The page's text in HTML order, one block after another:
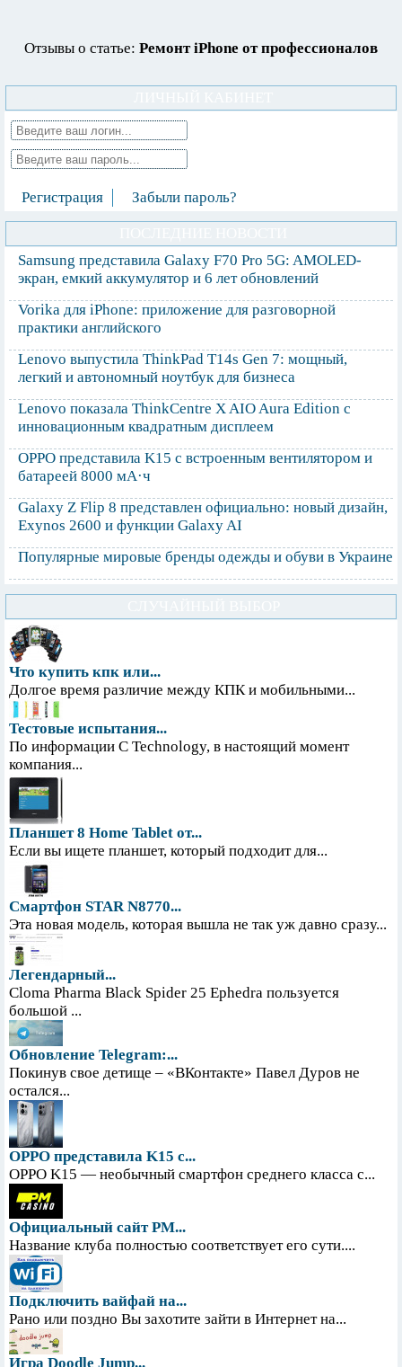
Отзывы о статье: Ремонт iPhone от профессионалов
Регистрация Забыли пароль?
Samsung представила Galaxy F70 Pro 5G: AMOLED-
экран, емкий аккумулятор и 6 лет обновлений
Vorika для iPhone: приложение для разговорной
практики английского
Lenovo выпустила ThinkPad T14s Gen 7: мощный,
легкий и автономный ноутбук для бизнеса
Lenovo показала ThinkCentre X AIO Aura Edition с
инновационным квадратным дисплеем
OPPO представила K15 с встроенным вентилятором и
батареей 8000 мА·ч
Galaxy Z Flip 8 представлен официально: новый дизайн,
Exynos 2600 и функции Galaxy AI
Популярные мировые бренды одежды и обуви в Украине
Что купить кпк или...
Долгое время различие между КПК и мобильными...
Тестовые испытания...
По информации С Technology, в настоящий момент
компания...
Планшет 8 Home Tablet от...
Если вы ищете планшет, который подходит для...
Смартфон STAR N8770...
Эта новая модель, которая вышла не так уж давно сразу...
Легендарный...
Cloma Pharma Black Spider 25 Ephedra пользуется
большой ...
Обновление Telegram:...
Покинув свое детище – «ВКонтакте» Павел Дуров не
остался...
OPPO представила K15 с...
OPPO K15 — необычный смартфон среднего класса с...
Официальный сайт PM...
Название клуба полностью соответствует его сути....
Подключить вайфай на...
Рано или поздно Вы захотите зайти в Интернет на...
Игра Doodle Jump...